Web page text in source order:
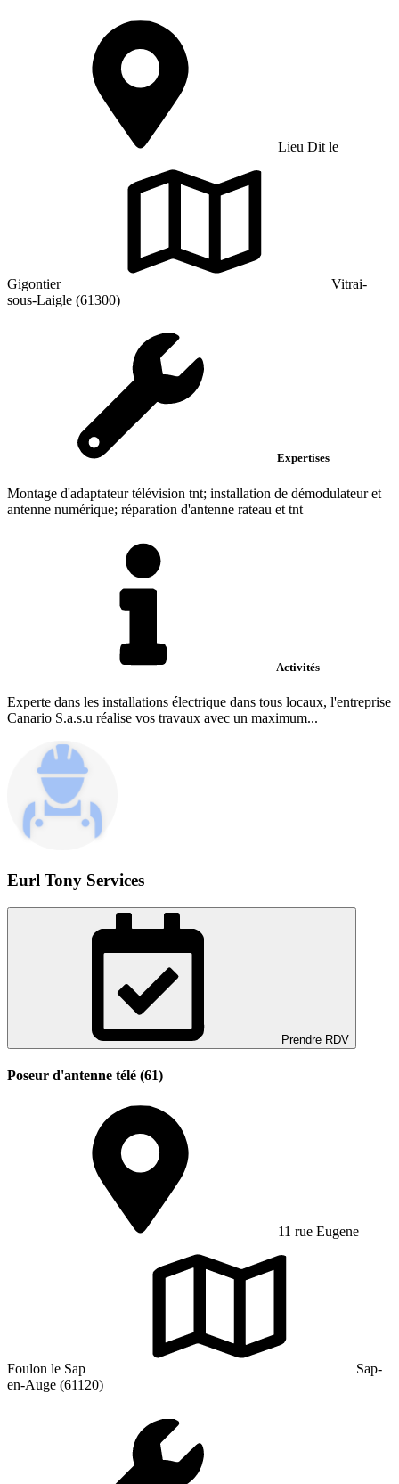
Lieu Dit le
Gigontier
Vitrai-
sous-Laigle (61300)
Expertises
Montage d'adaptateur télévision tnt; installation de démodulateur et
antenne numérique; réparation d'antenne rateau et tnt
Activités
Experte dans les installations électrique dans tous locaux, l'entreprise
Canario S.a.s.u réalise vos travaux avec un maximum...
Eurl Tony Services
Prendre RDV
Poseur d'antenne télé (61)
11 rue Eugene
Foulon le Sap
Sap-
en-Auge (61120)